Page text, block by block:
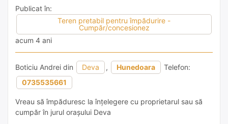
Publicat în:
Teren pretabil pentru împădurire -
Cumpăr/concesionez
acum 4 ani
Boticiu Andrei din Deva , Hunedoara
Telefon:
0735535661
Vreau să împăduresc la înțelegere cu proprietarul sau să
cumpăr în jurul orașului Deva